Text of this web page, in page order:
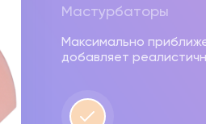
Мастурбаторы
Максимально
добавляет